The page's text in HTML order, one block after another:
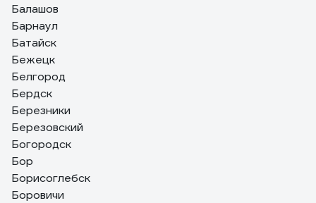
Балашов
Барнаул
Батайск
Бежецк
Белгород
Бердск
Березники
Березовский
Богородск
Бор
Борисоглебск
Боровичи